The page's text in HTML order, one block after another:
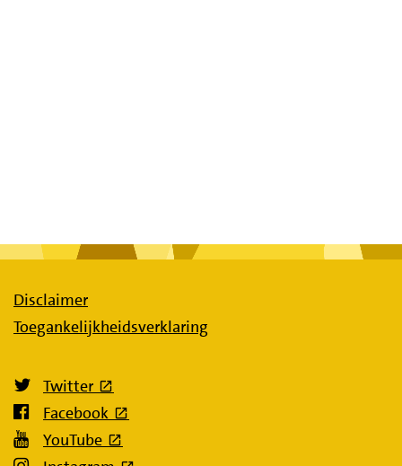
Disclaimer
Toegankelijkheidsverklaring
Twitter
Facebook
YouTube